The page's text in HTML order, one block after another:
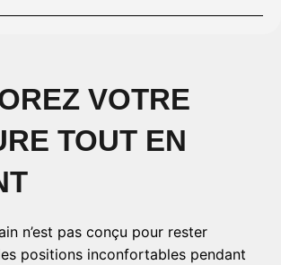
VOTRE
TOUT EN
n’est pas conçu pour rester
positions inconfortables pendant